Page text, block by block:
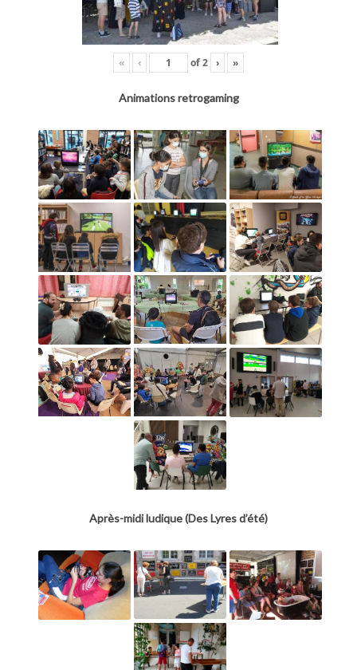
« ‹ of2 › »
Animations retrogaming
Après-midi ludique (Des Lyres d’été)